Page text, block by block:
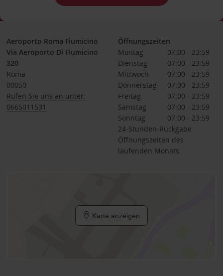
Aeroporto Roma Fiumicino
Via Aeroporto Di Fiumicino
320
Roma
00050
Rufen Sie uns an unter:
0665011531
Öffnungszeiten
Montag
07:00 - 23:59
Dienstag
07:00 - 23:59
Mittwoch
07:00 - 23:59
Donnerstag
07:00 - 23:59
Freitag
07:00 - 23:59
Samstag
07:00 - 23:59
Sonntag
07:00 - 23:59
24-Stunden-Rückgabe.
Öffnungszeiten des
laufenden Monats.
Karte anzeigen